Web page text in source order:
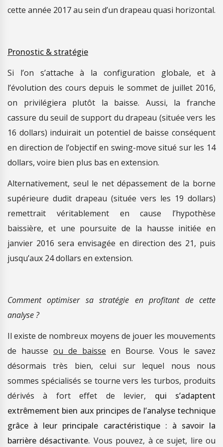
cette année 2017 au sein d’un drapeau quasi horizontal.
Pronostic & stratégie
Si l’on s’attache à la configuration globale, et à
l’évolution des cours depuis le sommet de juillet 2016,
on privilégiera plutôt la baisse. Aussi, la franche
cassure du seuil de support du drapeau (située vers les
16 dollars) induirait un potentiel de baisse conséquent
en direction de l’objectif en swing-move situé sur les 14
dollars, voire bien plus bas en extension.
Alternativement, seul le net dépassement de la borne
supérieure dudit drapeau (située vers les 19 dollars)
remettrait véritablement en cause l’hypothèse
baissière, et une poursuite de la hausse initiée en
janvier 2016 sera envisagée en direction des 21, puis
jusqu’aux 24 dollars en extension.
Comment optimiser sa stratégie en profitant de cette
analyse ?
Il existe de nombreux moyens de jouer les mouvements
de hausse ou de baisse en Bourse. Vous le savez
désormais très bien, celui sur lequel nous nous
sommes spécialisés se tourne vers les turbos, produits
dérivés à fort effet de levier, qui s’adaptent
extrêmement bien aux principes de l’analyse technique
grâce à leur principale caractéristique : à savoir la
barrière désactivante. Vous pouvez, à ce sujet, lire ou